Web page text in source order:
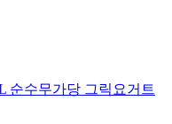
순수무가당 그릭요거트